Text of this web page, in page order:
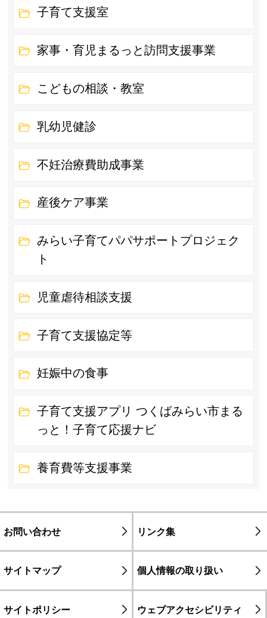
子育て支援室
家事・育児まるっと訪問支援事業
こどもの相談・教室
乳幼児健診
不妊治療費助成事業
産後ケア事業
みらい子育てパパサポートプロジェク
ト
児童虐待相談支援
子育て支援協定等
妊娠中の食事
子育て支援アプリ つくばみらい市まる
っと！子育て応援ナビ
養育費等支援事業
お問い合わせ リンク集
サイトマップ 個人情報の取り扱い
サイトポリシー ウェブアクセシビリティ